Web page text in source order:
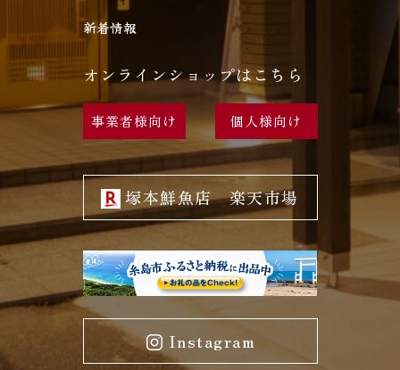
新着情報
オンラインショップはこちら
事業者様向け 個人様向け
塚本鮮魚店 楽天市場
Instagram